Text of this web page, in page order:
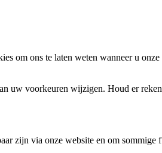
om ons te laten weten wanneer u
uw voorkeuren wijzigen. Houd er
zijn via onze website en om sommige